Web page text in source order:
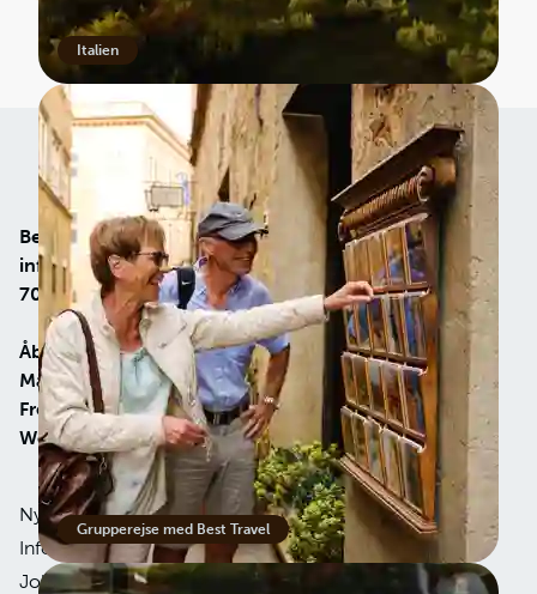
Italien
Grupperejse med Best Travel
Best Travel
info@besttravel.dk
70 20 98 99
Åbningstider på telefon
Man-tor: 09.00 - 16.00
Fredag: 09.00-15.00
Weekend/helligdage: Lukket
Nyhedsbrev
Om Best Travel
Information
Presse
Job hos Best Travel
Køb et gavekort